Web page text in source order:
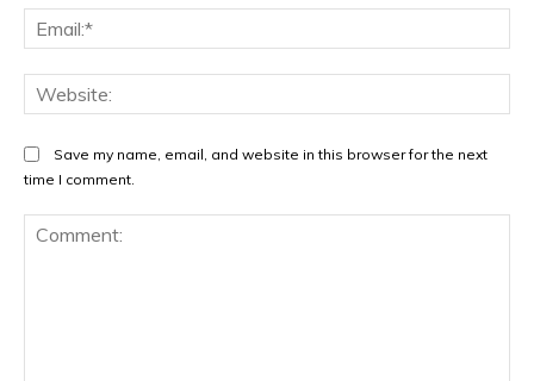
Save my name, email, and website in this browser for the next
time I comment.